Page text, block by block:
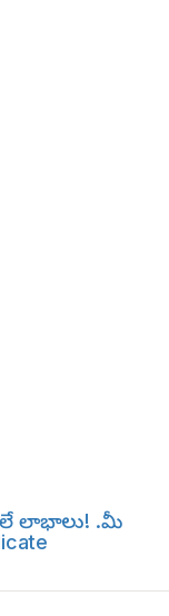
లాభాలు! .మీ